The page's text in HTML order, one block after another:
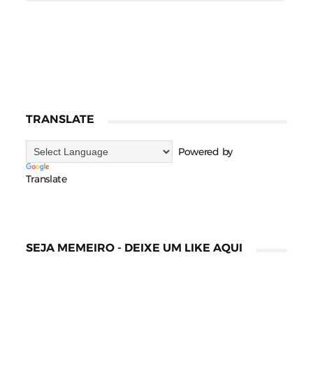
TRANSLATE
Powered by
Translate
SEJA MEMEIRO - DEIXE UM LIKE AQUI